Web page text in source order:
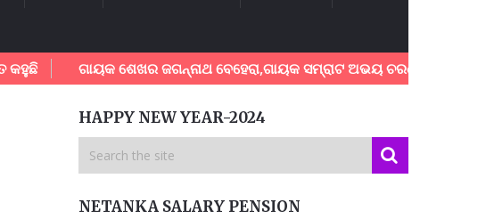
ଗାୟକ ଶେଖର ଜଗନ୍ନାଥ ବେହେରା,ଗାୟକ ସମ୍ରାଟ ଅଭୟ ଚରଣ ସ୍ଵାଇଁଙ୍କ
HAPPY NEW YEAR-2024
NETANKA SALARY PENSION